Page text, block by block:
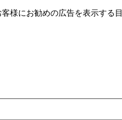
様にお勧めの広告を表⽰する